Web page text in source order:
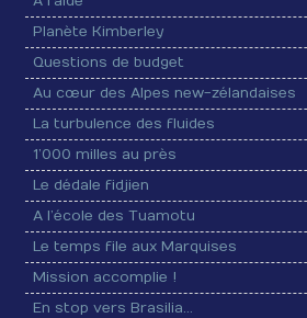
Planète Kimberley
Questions de budget
Au cœur des Alpes new-zélandaises
La turbulence des fluides
1’000 milles au près
Le dédale fidjien
A l’école des Tuamotu
Le temps file aux Marquises
Mission accomplie !
En stop vers Brasilia…